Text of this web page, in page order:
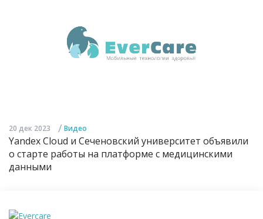
20 дек 2023 / Видео
Yandex Cloud и Сеченовский университет объявили
о старте работы на платформе с медицинскими
данными